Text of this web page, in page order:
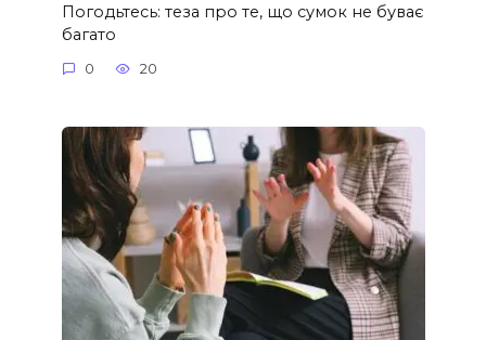
Погодьтесь: теза про те, що сумок не буває
багато
0 20